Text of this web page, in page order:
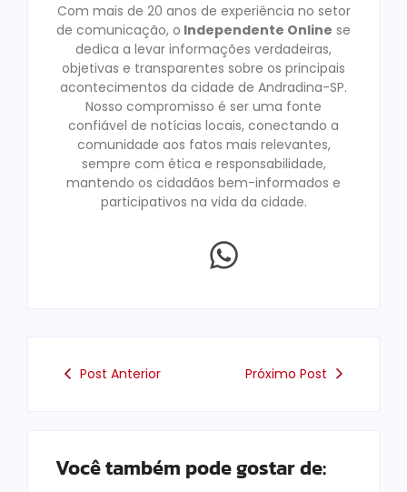
Com mais de 20 anos de experiência no setor
de comunicação, o Independente Online se
dedica a levar informações verdadeiras,
objetivas e transparentes sobre os principais
acontecimentos da cidade de Andradina-SP.
Nosso compromisso é ser uma fonte
confiável de notícias locais, conectando a
comunidade aos fatos mais relevantes,
sempre com ética e responsabilidade,
mantendo os cidadãos bem-informados e
participativos na vida da cidade.
Post Anterior Próximo Post
Você também pode gostar de: